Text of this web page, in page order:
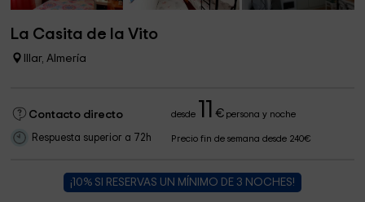
La Casita de la Vito
Illar, Almería
Contacto directo desde €persona y noche
Respuesta superior a 72h Precio fin de semana desde 240€
¡10% SI RESERVAS UN MÍNIMO DE 3 NOCHES!